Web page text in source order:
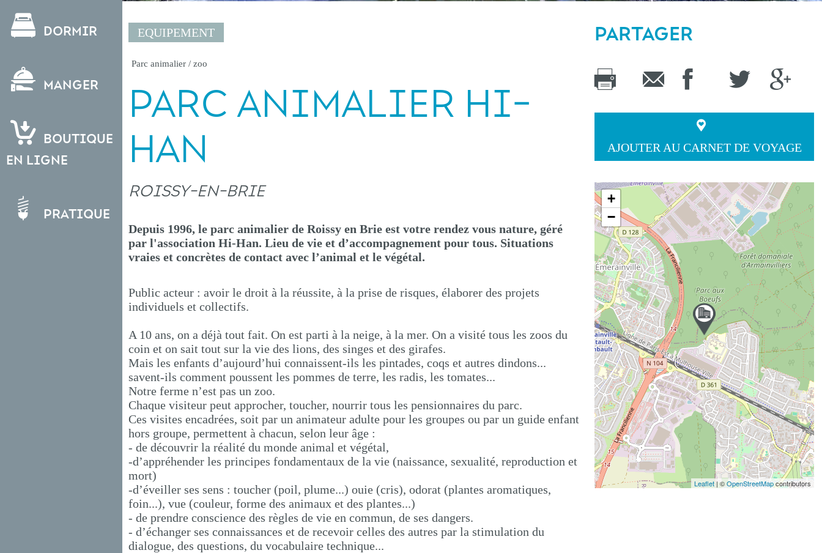
Dormir
Manger
Boutique
en ligne
Pratique
EQUIPEMENT
Parc animalier / zoo
PARC ANIMALIER HI-
HAN
ROISSY-EN-BRIE
Depuis 1996, le parc animalier de Roissy en Brie est votre rendez vous nature, géré
par l'association Hi-Han. Lieu de vie et d’accompagnement pour tous. Situations
vraies et concrètes de contact avec l’animal et le végétal.
Public acteur : avoir le droit à la réussite, à la prise de risques, élaborer des projets
individuels et collectifs.
A 10 ans, on a déjà tout fait. On est parti à la neige, à la mer. On a visité tous les zoos du
coin et on sait tout sur la vie des lions, des singes et des girafes.
Mais les enfants d’aujourd’hui connaissent-ils les pintades, coqs et autres dindons...
savent-ils comment poussent les pommes de terre, les radis, les tomates...
Notre ferme n’est pas un zoo.
Chaque visiteur peut approcher, toucher, nourrir tous les pensionnaires du parc.
Ces visites encadrées, soit par un animateur adulte pour les groupes ou par un guide enfant
hors groupe, permettent à chacun, selon leur âge :
- de découvrir la réalité du monde animal et végétal,
-d’appréhender les principes fondamentaux de la vie (naissance, sexualité, reproduction et
mort)
-d’éveiller ses sens : toucher (poil, plume...) ouie (cris), odorat (plantes aromatiques,
foin...), vue (couleur, forme des animaux et des plantes...)
- de prendre conscience des règles de vie en commun, de ses dangers.
- d’échanger ses connaissances et de recevoir celles des autres par la stimulation du
dialogue, des questions, du vocabulaire technique...
PARTAGER
AJOUTER AU CARNET DE VOYAGE
+
−
Leaflet| ©OpenStreetMapcontributors